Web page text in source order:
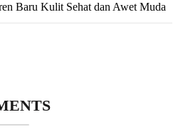
Baru Kulit Sehat dan Awet Muda